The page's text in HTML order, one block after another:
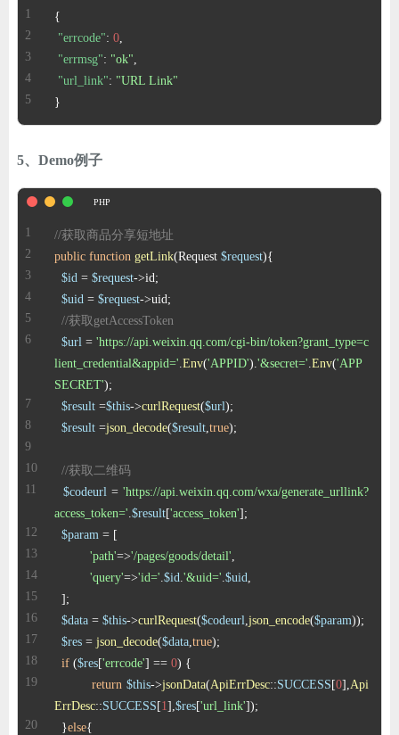
{
"errcode": 0,
"errmsg": "ok"
"url_link": "URL Link"
}
5、Demo例子
//获取商品分享短地址
public function getLink(Request $request)
$id = $request
$uid = $request
//获取getAccessToken
$url = 'https://api.weixin.qq.com/cgi-bin/token?grant_type=c
lient_credential&appid=' Env('APPID'). '&secret=' Env('APP
SECRET'
$result =$this->curlRequest($url
$result =json_decode($result, true
//获取二维码
$codeurl = 'https://api.weixin.qq.com/wxa/generate_urllink?
access_token=' $result['access_token'
$param
'path'=>'/pages/goods/detail'
'query'=>'id=' $id '&uid=' $uid
$data = $this->curlRequest($codeurl json_encode($param
$res = json_decode($data, true
if ($res['errcode'] == 0
return $this->jsonData(ApiErrDesc::SUCCESS[0], Api
ErrDesc::SUCCESS[1], $res['url_link'
  }
else